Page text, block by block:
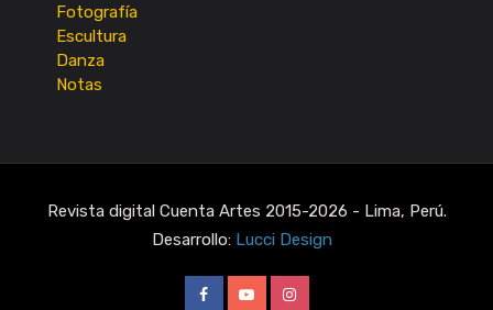
Fotografía
Escultura
Danza
Notas
Revista digital Cuenta Artes 2015-2026 - Lima, Perú.
Desarrollo: Lucci Design